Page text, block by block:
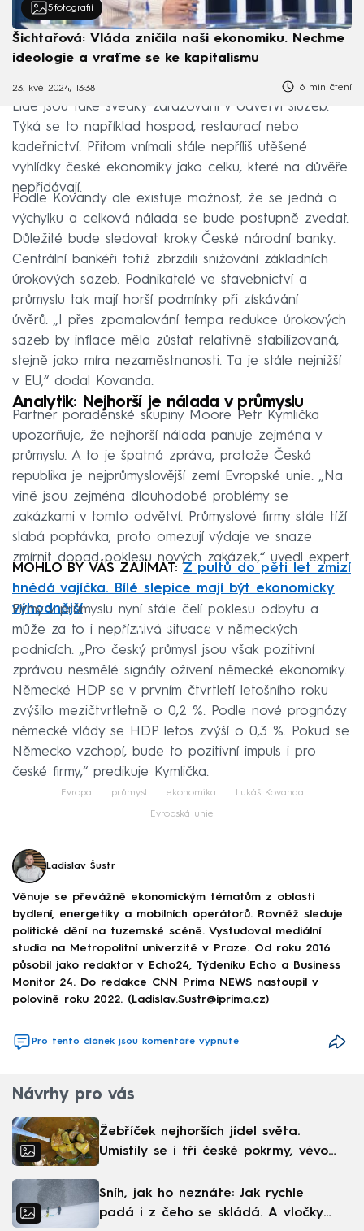
5 fotografií
Šichtařová: Vláda zničila naši ekonomiku. Nechme
ideologie a vraťme se ke kapitalismu
23. kvě 2024, 13:38 6 min čtení
Lidé jsou také svědky zdražování v odvětví služeb.
Týká se to například hospod, restaurací nebo
kadeřnictví. Přitom vnímali stále nepříliš utěšené
vyhlídky české ekonomiky jako celku, které na důvěře
nepřidávají.
Podle Kovandy ale existuje možnost, že se jedná o
výchylku a celková nálada se bude postupně zvedat.
Důležité bude sledovat kroky České národní banky.
Centrální bankéři totiž zbrzdili snižování základních
úrokových sazeb. Podnikatelé ve stavebnictví a
průmyslu tak mají horší podmínky při získávání
úvěrů. „I přes zpomalování tempa redukce úrokových
sazeb by inflace měla zůstat relativně stabilizovaná,
stejně jako míra nezaměstnanosti. Ta je stále nejnižší
v EU,“ dodal Kovanda.
Analytik: Nejhorší je nálada v průmyslu
Partner poradenské skupiny Moore Petr Kymlička
upozorňuje, že nejhorší nálada panuje zejména v
průmyslu. A to je špatná zpráva, protože Česká
republika je nejprůmyslovější zemí Evropské unie. „Na
vině jsou zejména dlouhodobé problémy se
zakázkami v tomto odvětví. Průmyslové firmy stále tíží
slabá poptávka, proto omezují výdaje ve snaze
zmírnit dopad poklesu nových zakázek,“ uvedl expert.
MOHLO BY VÁS ZAJÍMAT:Z pultů do pěti let zmizí
hnědá vajíčka. Bílé slepice mají být ekonomicky
výhodnější
Failed to fetch
Firmy v průmyslu nyní stále čelí poklesu odbytu a
může za to i nepříznivá situace v německých
podnicích. „Pro český průmysl jsou však pozitivní
zprávou nesmělé signály oživení německé ekonomiky.
Německé HDP se v prvním čtvrtletí letošního roku
zvýšilo mezičtvrtletně o 0,2 %. Podle nové prognózy
německé vlády se HDP letos zvýší o 0,3 %. Pokud se
Německo vzchopí, bude to pozitivní impuls i pro
české firmy,“ predikuje Kymlička.
Evropa průmysl ekonomika Lukáš Kovanda
Evropská unie
Ladislav Šustr
Věnuje se převážně ekonomickým tématům z oblasti
bydlení, energetiky a mobilních operátorů. Rovněž sleduje
politické dění na tuzemské scéně. Vystudoval mediální
studia na Metropolitní univerzitě v Praze. Od roku 2016
působil jako redaktor v Echo24, Týdeníku Echo a Business
Monitor 24. Do redakce CNN Prima NEWS nastoupil v
polovině roku 2022. (Ladislav.Sustr@iprima.cz)
Pro tento článek jsou komentáře vypnuté
Návrhy pro vás
Žebříček nejhorších jídel světa.
Umístily se i tři české pokrmy, vévodí
Sníh, jak ho neznáte: Jak rychle
padá i z čeho se skládá. A vločky